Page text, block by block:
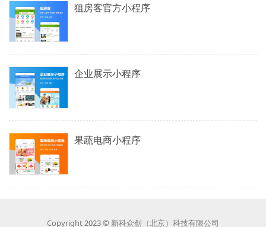
狙房客官方小程序
企业展示小程序
果蔬电商小程序
Copyright 2023 © 新科众创（北京）科技有限公司